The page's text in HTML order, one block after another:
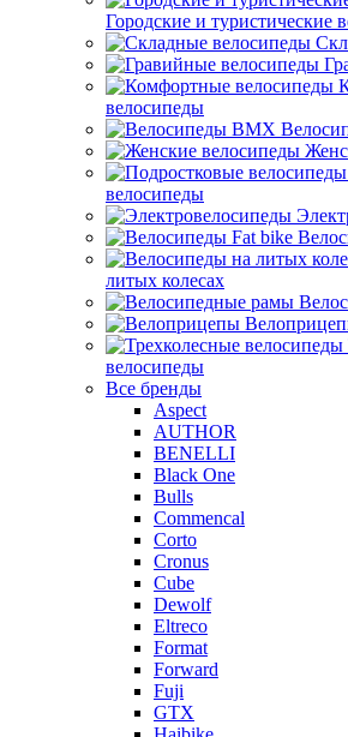
Городские и туристические
велосипеды
велосипеды
литых колесах
велосипеды
Все бренды
Aspect
AUTHOR
BENELLI
Black One
Bulls
Commencal
Corto
Cronus
Cube
Dewolf
Eltreco
Format
Forward
Fuji
GTX